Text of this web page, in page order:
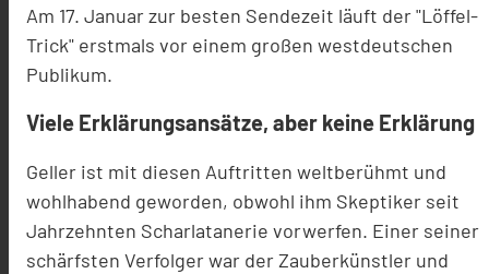
Am 17. Januar zur besten Sendezeit läuft der "Löffel-
Trick" erstmals vor einem großen westdeutschen
Publikum.
Viele Erklärungsansätze, aber keine Erklärung
Geller ist mit diesen Auftritten weltberühmt und
wohlhabend geworden, obwohl ihm Skeptiker seit
Jahrzehnten Scharlatanerie vorwerfen. Einer seiner
schärfsten Verfolger war der Zauberkünstler und